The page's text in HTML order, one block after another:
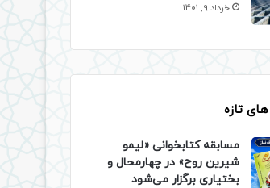
خرداد 9, 1401
تازه
مسابقه کتابخوانی «لیمو
شیرین روح» در چهارمحال و
بختیاری برگزار می‌شود